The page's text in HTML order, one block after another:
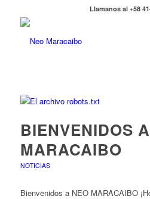
Llamanos al +58
BIENVENIDOS
MARACAIBO
NOTICIAS
Bienvenidos a NEO MARACAIBO